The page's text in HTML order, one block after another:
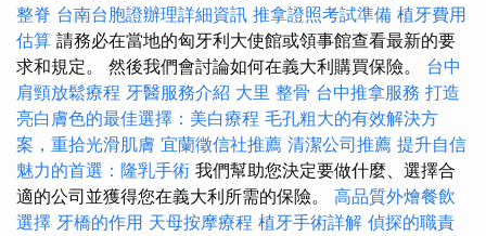
整脊 台南台胞證辦理詳細資訊 推拿證照考試準備 植牙費用
估算 請務必在當地的匈牙利大使館或領事館查看最新的要
求和規定。 然後我們會討論如何在義大利購買保險。 台中
肩頸放鬆療程 牙醫服務介紹 大里 整骨 台中推拿服務 打造
亮白膚色的最佳選擇：美白療程 毛孔粗大的有效解決方
案，重拾光滑肌膚 宜蘭徵信社推薦 清潔公司推薦 提升自信
魅力的首選：隆乳手術 我們幫助您決定要做什麼、選擇合
適的公司並獲得您在義大利所需的保險。 高品質外燴餐飲
選擇 牙橋的作用 天母按摩療程 植牙手術詳解 偵探的職責